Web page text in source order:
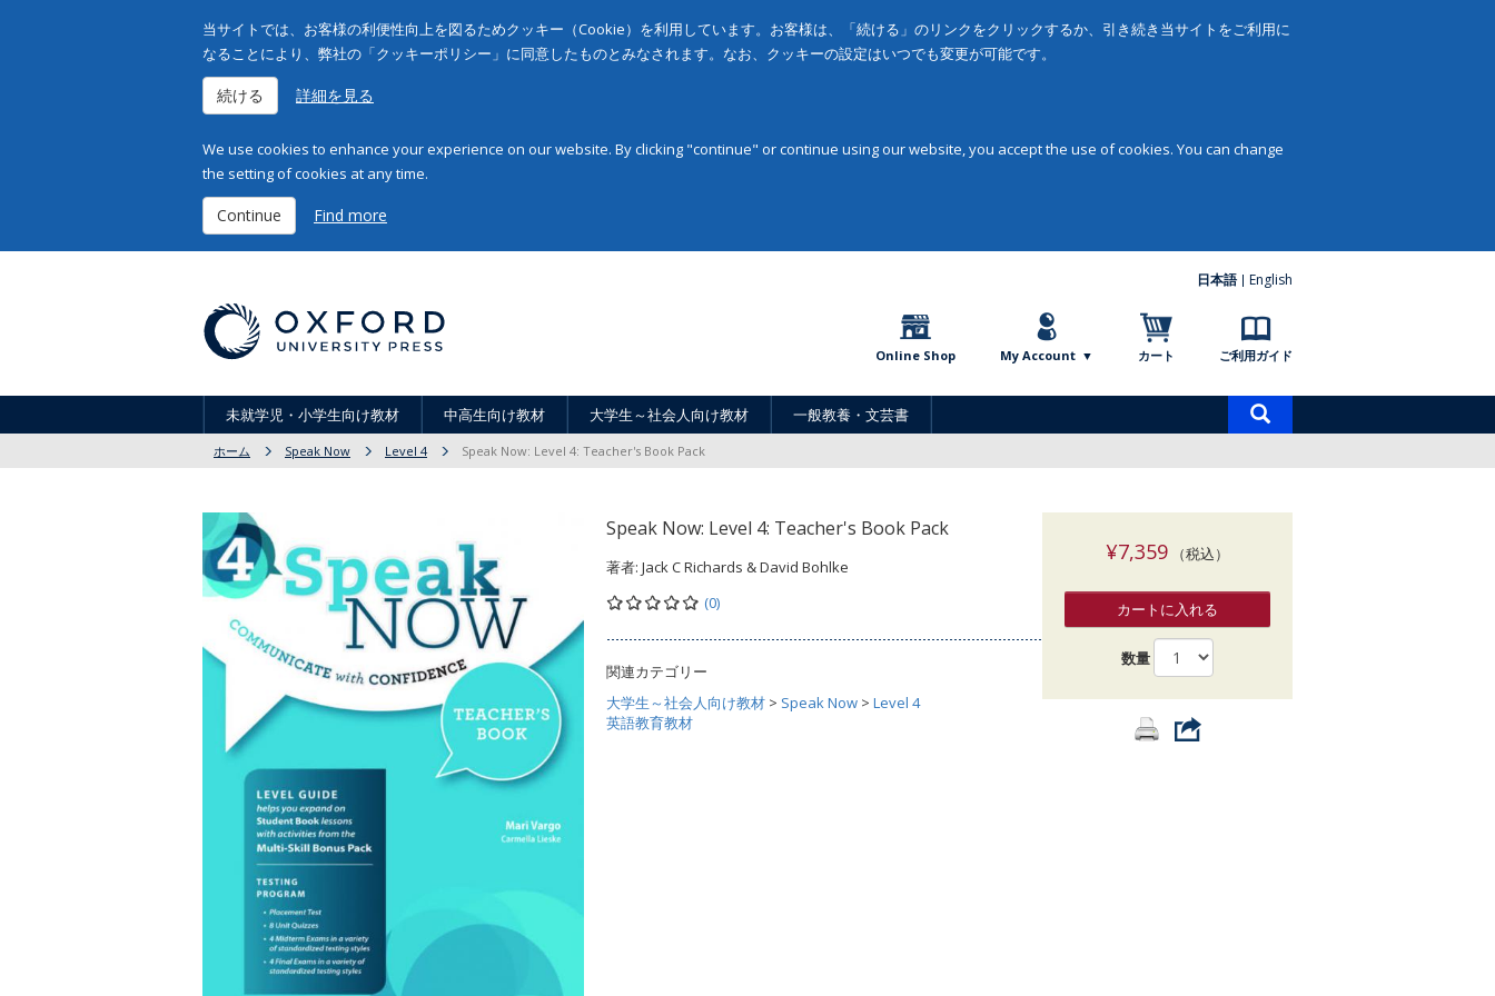
当サイトでは、お客様の利便性向上を図るためクッキー（Cookie）を利用しています。お客様は、「続ける」のリンクをクリックするか、引き続き当サイトをご利用に
なることにより、弊社の「クッキーポリシー」に同意したものとみなされます。なお、クッキーの設定はいつでも変更が可能です。
続ける 詳細を見る
We use cookies to enhance your experience on our website. By clicking "continue" or continue using our website, you accept the use of cookies. You can change
the setting of cookies at any time.
Continue Find more
日本語 English
Online Shop My Account カート ご利用ガイド
未就学児・小学生向け教材 中高生向け教材 大学生～社会人向け教材 一般教養・文芸書
索
ホーム Speak Now Level 4 Speak Now: Level 4: Teacher's Book Pack
Speak Now: Level 4: Teacher's Book Pack
著者: Jack C Richards & David Bohlke
(0)
関連カテゴリー
大学生～社会人向け教材 > Speak Now > Level 4
英語教育教材
¥7,359（税込）
カートに入れる
数量